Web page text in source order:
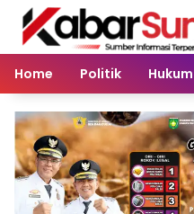
Langsung
konten
Home
Politik